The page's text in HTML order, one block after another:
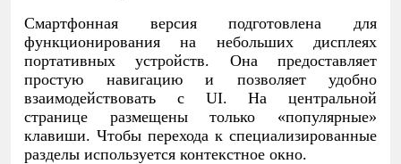
Смартфонная версия подготовлена для
функционирования на небольших дисплеях
портативных устройств. Она предоставляет
простую навигацию и позволяет удобно
взаимодействовать с UI. На центральной
странице размещены только «популярные»
клавиши. Чтобы перехода к специализированные
разделы используется контекстное окно.